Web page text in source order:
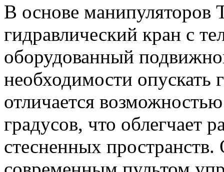
В основе манипуляторов
гидравлический кран с
оборудованный
необходимости опускать
отличается
градусов, что облегчает
стесненных